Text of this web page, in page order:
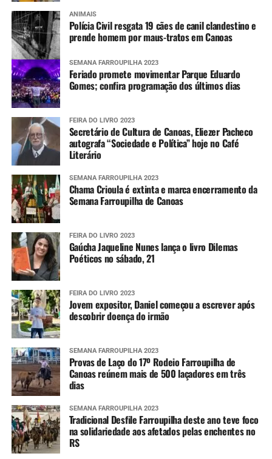
“Canoas tem uma relação
muito forte com o
tradicionalismo, expressa
na nossa Semana
Farroupilha e em uma
cancha de tiro de laço que
é referência e reúne
famílias, entidades e
visitantes. Esses espaços e
eventos também
representam um
importante potencial
turístico. Precisamos
valorizá-los, ampliar sua
divulgação e construir
parcerias para que a
cultura gaúcha contribua
cada vez mais com o
desenvolvimento da
cidade”, declarou.
ANIMAIS
Polícia Civil resgata 19 cães de canil clandestino e
prende homem por maus-tratos em Canoas
SEMANA FARROUPILHA 2023
Feriado promete movimentar Parque Eduardo
Gomes; confira programação dos últimos dias
FEIRA DO LIVRO 2023
Secretário de Cultura de Canoas, Eliezer Pacheco
autografa “Sociedade e Política” hoje no Café
Literário
SEMANA FARROUPILHA 2023
Chama Crioula é extinta e marca encerramento da
Semana Farroupilha de Canoas
FEIRA DO LIVRO 2023
Gaúcha Jaqueline Nunes lança o livro Dilemas
Poéticos no sábado, 21
FEIRA DO LIVRO 2023
Jovem expositor, Daniel começou a escrever após
descobrir doença do irmão
SEMANA FARROUPILHA 2023
Provas de Laço do 17º Rodeio Farroupilha de
Canoas reúnem mais de 500 laçadores em três
dias
SEMANA FARROUPILHA 2023
Tradicional Desfile Farroupilha deste ano teve foco
na solidariedade aos afetados pelas enchentes no
RS